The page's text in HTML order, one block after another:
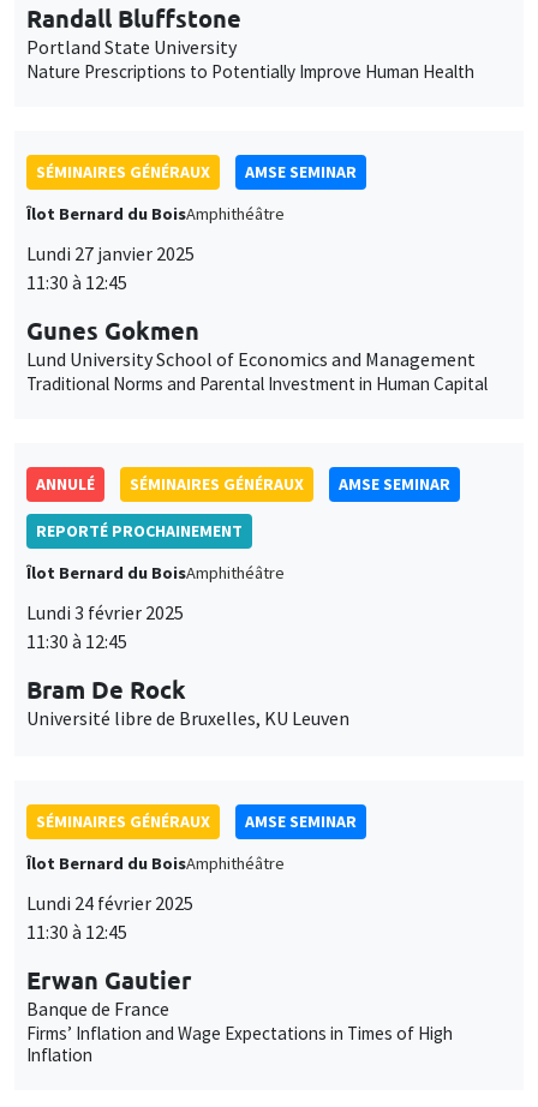
Randall Bluffstone
Portland State University
Nature Prescriptions to Potentially Improve Human Health
SÉMINAIRES GÉNÉRAUX
AMSE SEMINAR
Îlot Bernard du BoisAmphithéâtre
Lundi 27 janvier 2025
11:30 à 12:45
Gunes Gokmen
Lund University School of Economics and Management
Traditional Norms and Parental Investment in Human Capital
ANNULÉ SÉMINAIRES GÉNÉRAUX AMSE SEMINAR
REPORTÉ PROCHAINEMENT
Îlot Bernard du BoisAmphithéâtre
Lundi 3 février 2025
11:30 à 12:45
Bram De Rock
Université libre de Bruxelles, KU Leuven
SÉMINAIRES GÉNÉRAUX
AMSE SEMINAR
Îlot Bernard du BoisAmphithéâtre
Lundi 24 février 2025
11:30 à 12:45
Erwan Gautier
Banque de France
Firms’ Inflation and Wage Expectations in Times of High
Inflation